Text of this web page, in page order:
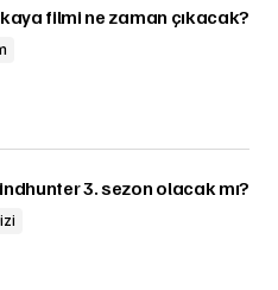
filmi ne zaman çıkacak?
3. sezon olacak mı?